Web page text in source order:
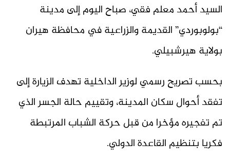
السيد أحمد معلم فقي، صباح اليوم إلى مدينة
“بولوبوردي” القديمة والزراعية في محافظة هيران
بولاية هيرشبيلي.
بحسب تصريح رسمي لوزير الداخلية تهدف الزيارة إلى
تفقد أحوال سكان المدينة، وتقييم حالة الجسر الذي
تم تفجيره مؤخرا من قبل حركة الشباب المرتبطة
فكريا بتنظيم القاعدة الدولي.